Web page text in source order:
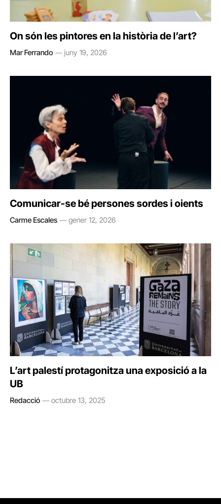
On són les pintores en la història de l’art?
Mar Ferrando juny 19, 2026
Comunicar-se bé persones sordes i oients
Carme Escales gener 12, 2026
L’art palestí protagonitza una exposició a la
UB
Redacció octubre 13, 2025